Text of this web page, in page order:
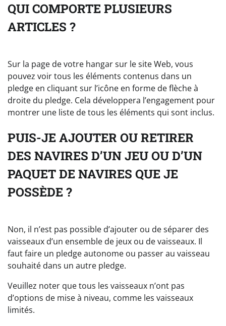
QUI COMPORTE PLUSIEURS
ARTICLES ?
Sur la page de votre hangar sur le site Web, vous
pouvez voir tous les éléments contenus dans un
pledge en cliquant sur l’icône en forme de flèche à
droite du pledge. Cela développera l’engagement pour
montrer une liste de tous les éléments qui sont inclus.
PUIS-JE AJOUTER OU RETIRER
DES NAVIRES D’UN JEU OU D’UN
PAQUET DE NAVIRES QUE JE
POSSÈDE ?
Non, il n’est pas possible d’ajouter ou de séparer des
vaisseaux d’un ensemble de jeux ou de vaisseaux. Il
faut faire un pledge autonome ou passer au vaisseau
souhaité dans un autre pledge.
Veuillez noter que tous les vaisseaux n’ont pas
d’options de mise à niveau, comme les vaisseaux
limités.